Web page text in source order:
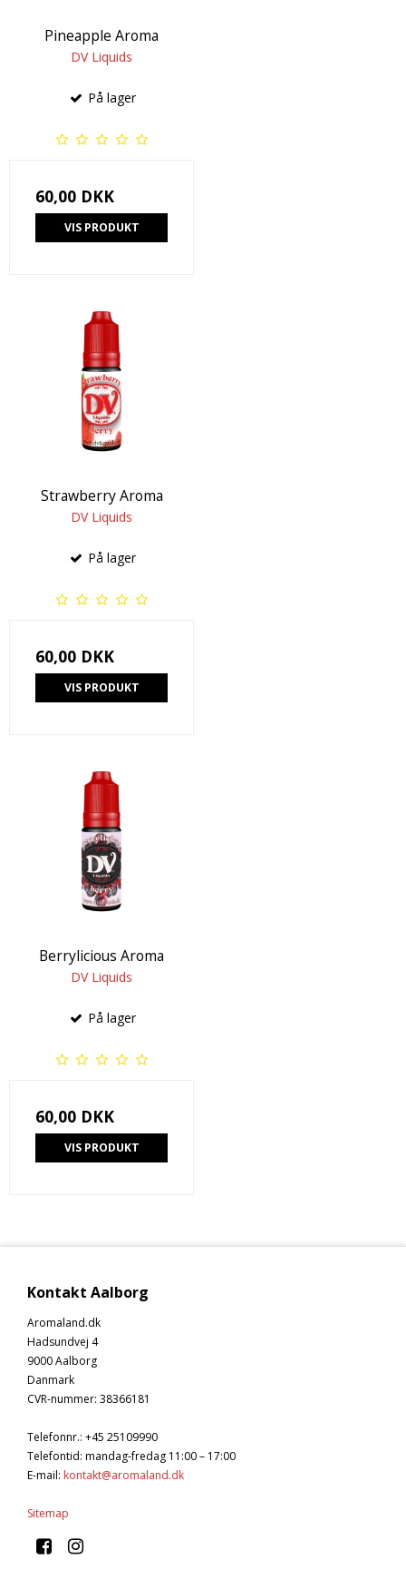
Pineapple Aroma
DV Liquids
På lager
60,00 DKK
VIS PRODUKT
Strawberry Aroma
DV Liquids
På lager
60,00 DKK
VIS PRODUKT
Berrylicious Aroma
DV Liquids
På lager
60,00 DKK
VIS PRODUKT
Kontakt Aalborg
Aromaland.dk
Hadsundvej 4
9000 Aalborg
Danmark
CVR-nummer: 38366181
Telefonnr.: +45 25109990
Telefontid: mandag-fredag 11:00 – 17:00
E-mail: kontakt@aromaland.dk
Sitemap